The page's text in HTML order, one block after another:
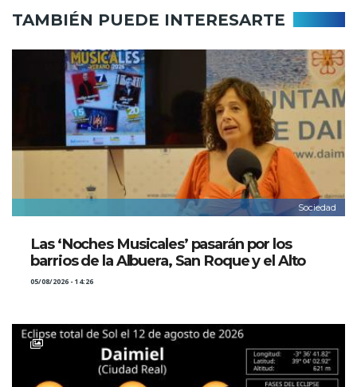
TAMBIÉN PUEDE INTERESARTE
Sociedad
Las ‘Noches Musicales’ pasarán por los
barrios de la Albuera, San Roque y el Alto
05/08/2026 - 14:26